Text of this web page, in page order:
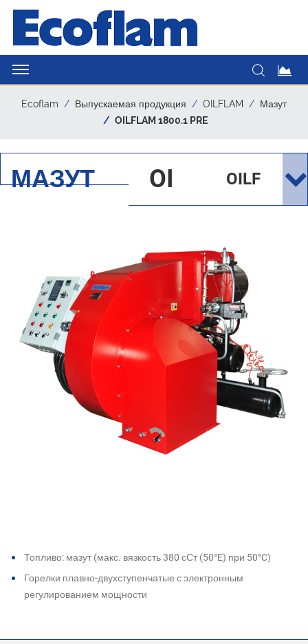
Ecoflam Выпускаемая продукция OILFLAM
Мазут
OILFLAM 1800.1 PRE
МАЗУТ
OI
LF
M
OILF
LAM
0.1
PRE
Топливо: мазут (макс. вязкость 380 сСт (50°E) при 50°C)
Горелки плавно-двухступенчатые с электронным
регулированием мощности